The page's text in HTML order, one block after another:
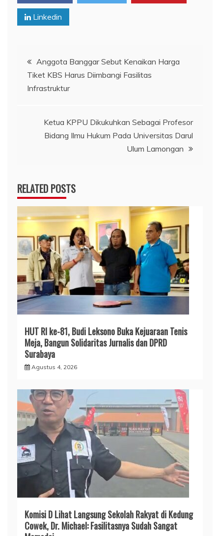
Linkedin
Navigasi
pos
Anggota Banggar Sebut Kenaikan Harga
Tiket KBS Harus Diimbangi Fasilitas
Infrastruktur
Ketua KPPU Dikukuhkan Sebagai Profesor
Bidang Ilmu Hukum Pada Universitas Darul
Ulum Lamongan
RELATED POSTS
HUT RI ke-81, Budi Leksono Buka Kejuaraan Tenis
Meja, Bangun Solidaritas Jurnalis dan DPRD
Surabaya
Agustus 4, 2026
Komisi D Lihat Langsung Sekolah Rakyat di Kedung
Cowek, Dr. Michael: Fasilitasnya Sudah Sangat